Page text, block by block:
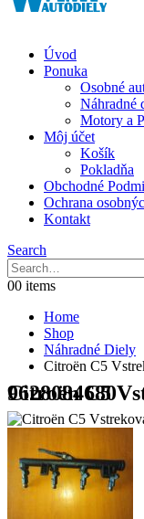
Úvod
Ponuka
Osobné
Náhradné
Motory a
Môj účet
Košík
Pokladňa
Obchodné
Ochrana
Kontakt
Search
00 items
Home
Shop
Náhradné Diely
Citroën C5
Citroën C5 Vstrekovacia rampa 9628084680